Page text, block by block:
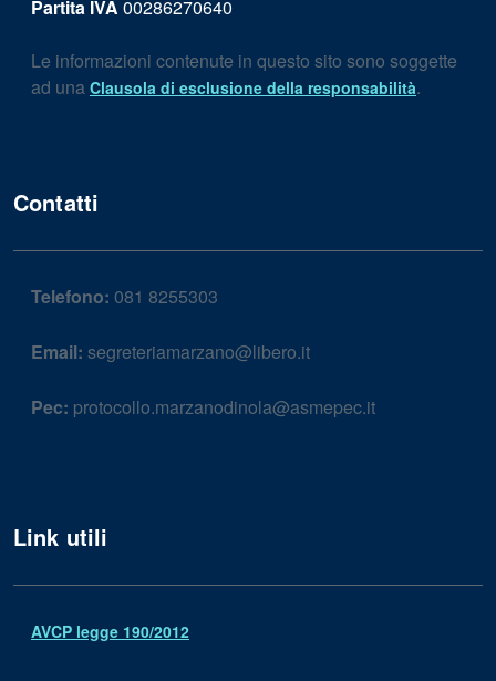
Partita IVA 00286270640
Le informazioni contenute in questo sito sono soggette
ad una Clausola di esclusione della responsabilità.
Contatti
Telefono: 081 8255303
Email: segreteriamarzano@libero.it
Pec: protocollo.marzanodinola@asmepec.it
Link utili
AVCP legge 190/2012